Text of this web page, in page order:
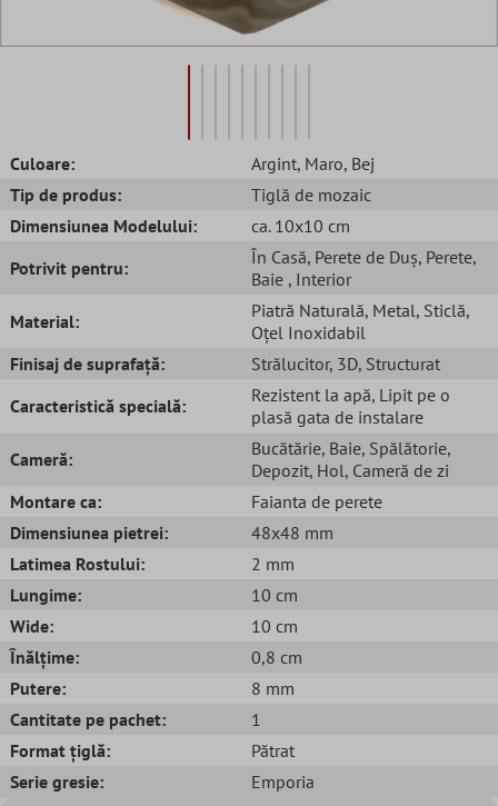
Culoare: Argint, Maro, Bej
Tip de produs:
Tiglă de mozaic
Dimensiunea Modelului:
ca. 10x10 cm
Potrivit pentru:
În Casă, Perete de Duș, Perete,
Baie , Interior
Material:
Piatră Naturală, Metal, Sticlă,
Oțel Inoxidabil
Finisaj de suprafață:
Strălucitor, 3D, Structurat
Caracteristică specială:
Rezistent la apă, Lipit pe o
plasă gata de instalare
Cameră:
Bucătărie, Baie, Spălătorie,
Depozit, Hol, Cameră de zi
Montare ca:
Faianta de perete
Dimensiunea pietrei:
48x48 mm
Latimea Rostului:
2 mm
Lungime:
10 cm
Wide:
10 cm
Înălțime:
0,8 cm
Putere:
8 mm
Cantitate pe pachet:
1
Format țiglă:
Pătrat
Serie gresie:
Emporia